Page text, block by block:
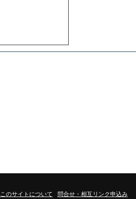
このサイトについて 問合せ・相互リンク申込み